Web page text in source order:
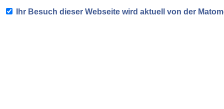
Ihr Besuch dieser Webseite wird aktuell von der